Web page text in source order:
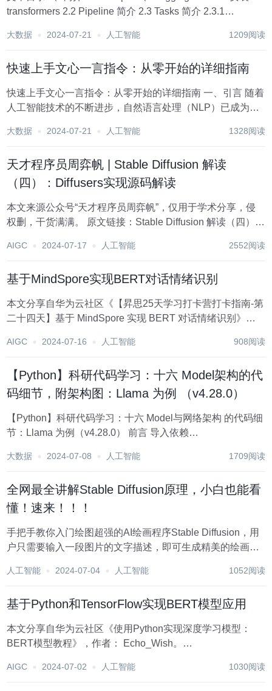
transformers 2.2 Pipeline 简介 2.3 Tasks 简介 2.3.1
大数据 2024-07-21 人工智能 1209阅读
快速上手文心一言指令：从零开始的详细指南
快速上手文心一言指令：从零开始的详细指南 一、引言 随着
人工智能技术的不断进步，自然语言处理（NLP）已成为现
仅在学术界取得了显著成果，更在实际应用中展现出巨大的
大数据 2024-07-21 人工智能 1328阅读
天才程序员周弈帆 | Stable Diffusion 解读
（四）：Diffusers实现源码解读
本文来源公众号“天才程序员周弈帆”，仅用于学术分享，侵
权删，干货满满。 原文链接：Stable Diffusion 解读（四）：
Stable Diffusion 解读（三）：原版实现源...
AIGC 2024-07-17 人工智能 2552阅读
基于MindSpore实现BERT对话情绪识别
本文分享自华为云社区《【昇思25天学习打卡营打卡指南-第
二十四天】基于 MindSpore 实现 BERT 对话情绪识别》，
编码器表征量（Bidirectional Encoder...
AIGC 2024-07-16 人工智能 908阅读
【Python】科研代码学习：十六 Model架构的代
码细节，附架构图：Llama 为例 （v4.28.0）
【Python】科研代码学习：十六 Model与网络架构 的代码细
节：Llama 为例（v4.28.0） 前言 导入依赖
`LlamaRotaryEmbedding`：旋转式位置编码 `Llama...
大数据 2024-07-08 人工智能 1709阅读
全网最全讲解Stable Diffusion原理，小白也能看
懂！速来！！！
手把手教你入门绘图超强的AI绘画程序Stable Diffusion，用
户只需要输入一段图片的文字描述，即可生成精美的绘画。
新Stable Diffusion保姆级教程资料包（文末可获取...
人工智能 2024-07-04 人工智能 1052阅读
基于Python和TensorFlow实现BERT模型应用
本文分享自华为云社区《使用Python实现深度学习模型：
BERT模型教程》，作者： Echo_Wish。
Transformers）是Google提出的一种用...
AIGC 2024-07-02 人工智能 1030阅读